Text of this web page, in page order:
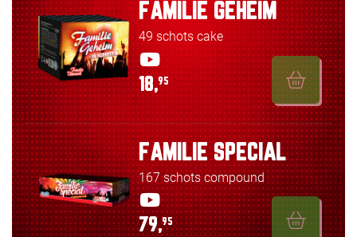
FAMILIE GEHEIM
49 schots cake
18,95
FAMILIE SPECIAL
167 schots compound
79,95